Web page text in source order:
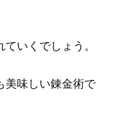
いくでしょう。
美味しい錬金術で